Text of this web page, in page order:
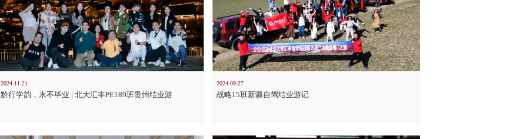
2024-11-21
黔行学韵，永不毕业 | 北大汇丰PE189班贵州结业游
2024-09-27
战略15班新疆自驾结业游记